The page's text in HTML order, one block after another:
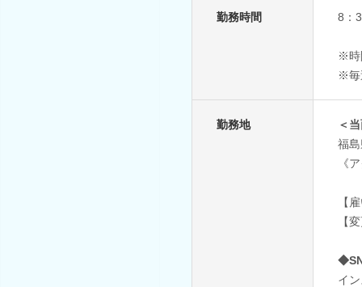
勤務時間 8：
※時
※毎
勤務地
＜
福
《
【
【
イ